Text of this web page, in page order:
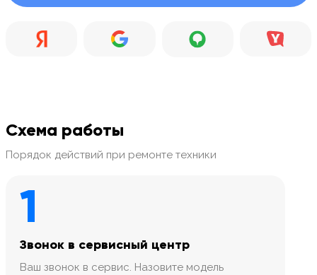
Схема работы
Порядок действий при ремонте техники
1
Звонок в сервисный центр
Ваш звонок в сервис. Назовите модель